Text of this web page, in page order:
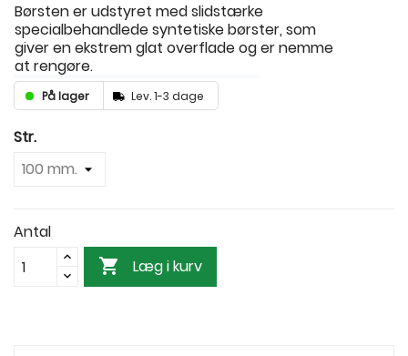
Børsten er udstyret med slidstærke
specialbehandlede syntetiske børster, som
giver en ekstrem glat overflade og er nemme
at rengøre.
På lager Lev. 1-3 dage
Str.
Antal
 Læg i kurv